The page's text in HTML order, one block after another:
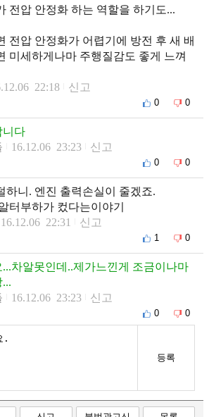
전압 안정화 하는 역할을 하기도...
전압 안정화가 어렵기에 방전 후 새 배
미세하게나마 주행질감도 좋게 느껴
22:18 신고
0 0
니다
16.12.06 23:23 신고
0 0
하니. 엔진 출력손실이 줄겠죠.
터부하가 컸다는이야기
16.12.06 22:31 신고
1 0
차알못인데..제가느낀게 조금이나마
16.12.06 23:23 신고
0 0
등록